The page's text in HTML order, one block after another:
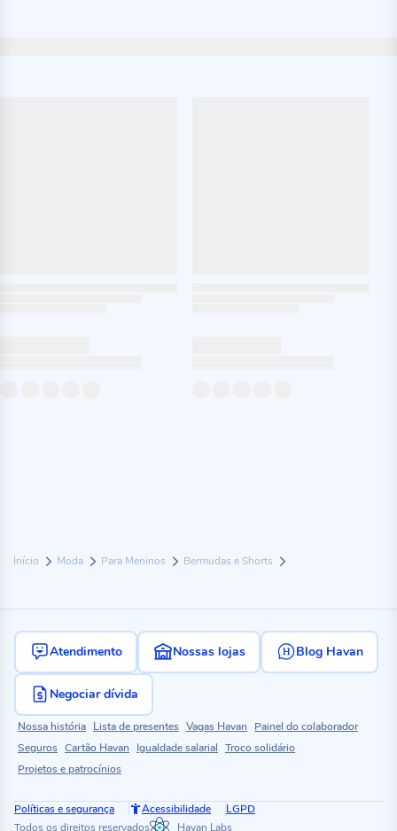
Início Moda Para Meninos Bermudas e Shorts
Atendimento Nossas lojas Blog Havan
Negociar dívida
Nossa história Lista de presentes Vagas Havan
Painel do colaborador
Seguros Cartão Havan Igualdade salarial Troco solidário
Projetos e patrocínios
Políticas e segurança Acessibilidade
LGPD
Todos os direitos reservados
Havan Labs